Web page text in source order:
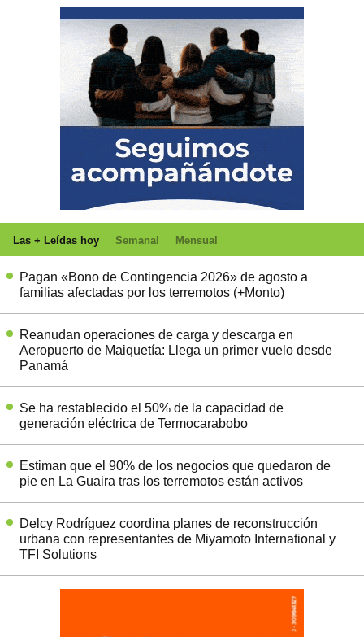
Las + Leídas hoy Semanal Mensual
Pagan «Bono de Contingencia 2026» de agosto a
familias afectadas por los terremotos (+Monto)
Reanudan operaciones de carga y descarga en
Aeropuerto de Maiquetía: Llega un primer vuelo desde
Panamá
Se ha restablecido el 50% de la capacidad de
generación eléctrica de Termocarabobo
Estiman que el 90% de los negocios que quedaron de
pie en La Guaira tras los terremotos están activos
Delcy Rodríguez coordina planes de reconstrucción
urbana con representantes de Miyamoto International y
TFI Solutions